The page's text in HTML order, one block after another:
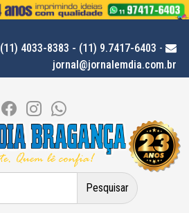
(11) 4033-8383 - (11) 9.7417-6403 -
jornal@jornalemdia.com.br